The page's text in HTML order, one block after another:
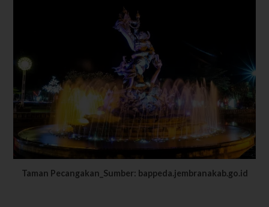
Taman Pecangakan_Sumber: bappeda.jembranakab.go.id